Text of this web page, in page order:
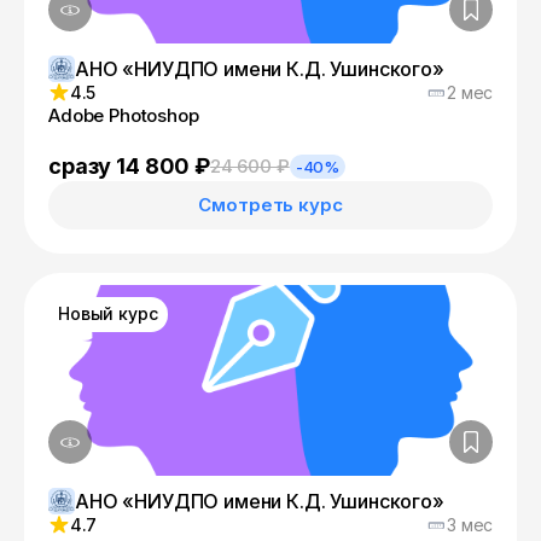
АНО «НИУДПО имени К.Д. Ушинского»
4.5 2 мес
Adobe Photoshop
сразу 14 800 ₽24 600 ₽ -40%
Смотреть курс
Новый курс
АНО «НИУДПО имени К.Д. Ушинского»
4.7 3 мес